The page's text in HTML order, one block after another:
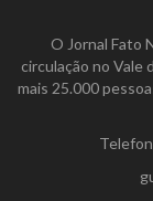
O Jornal Fato
circulação no Vale
mais 25.000